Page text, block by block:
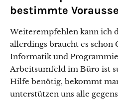
bestimmte
Weiterempfehlen kann ich
allerdings braucht es schon
Informatik und
Arbeitsumfeld im Büro ist
Hilfe benötig, bekommt
unterstützen uns alle